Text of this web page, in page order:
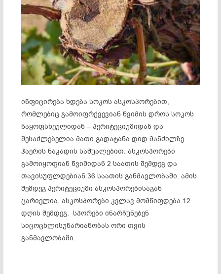
ინფიცირება ხდება სოკოს ასკოსპორებით,
რომლებიც გამოიფრქვევიან წვიმის დროს სოკოს
ნაყოფსხეულიდან – პერიტეციუმიდან და
შესაძლებელია მათი გადატანა დიდ მანძილზე
ჰაერის ნაკადის საშუალებით. ასკოსპორები
გამოიყოფიან წვიმიდან 2 საათის შემდეგ და
თავისუფლდებიან 36 საათის განმავლობაში. ამის
შემდეგ პერიტეციუმი ასკოსპორებისაგან
ცარიელია. ასკოსპორები კვლავ მომწიფდება 12
დღის შემდეგ. სპორები ინარჩუნებენ
სიცოცხლისუნარიანობას ორი თვის
განმავლობაში.